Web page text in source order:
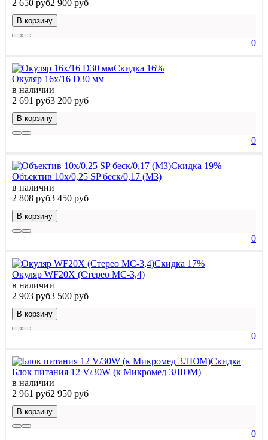
2 650 руб2 900 руб
В корзину
0
Скидка 16%
Окуляр 16х/16 D30 мм
в наличии
2 691 руб3 200 руб
В корзину
0
Скидка 19%
Объектив 10х/0,25 SP беск/0,17 (М3)
в наличии
2 808 руб3 450 руб
В корзину
0
Скидка 17%
Окуляр WF20X (Стерео МС-3,4)
в наличии
2 903 руб3 500 руб
В корзину
0
Скидка
Блок питания 12 V/30W (к Микромед 3ЛЮМ)
в наличии
2 961 руб2 950 руб
В корзину
0